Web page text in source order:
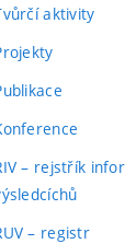
aktivity
– rejstřík
– registr